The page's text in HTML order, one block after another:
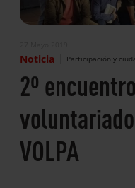
Noticia Participación y
2º
VOLPA